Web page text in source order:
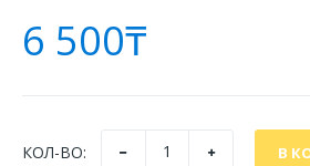
6 500₸
КОЛ-ВО: